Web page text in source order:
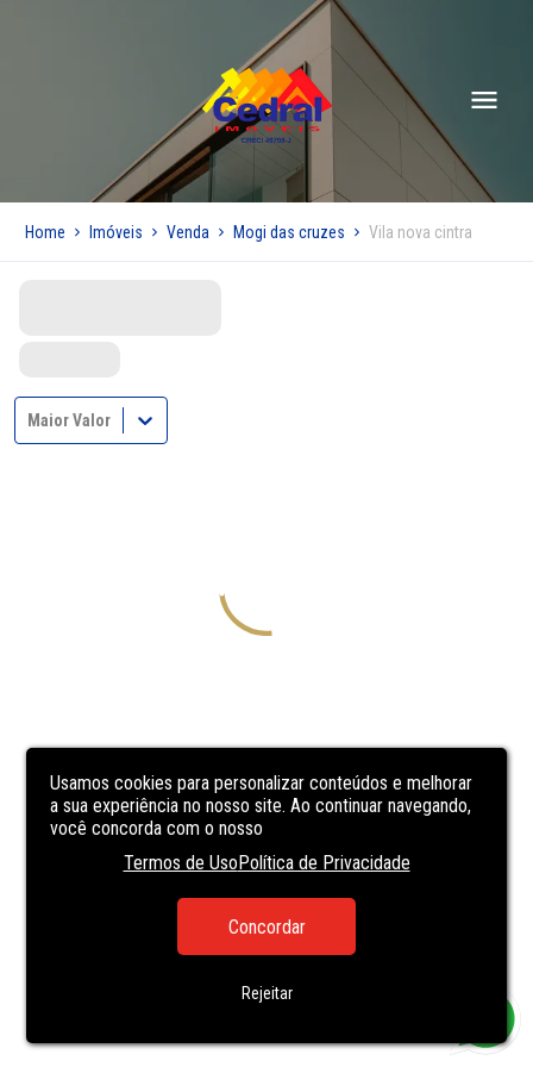
Usamos cookies para personalizar conteúdos e melhorar
a sua experiência no nosso site. Ao continuar navegando,
você concorda com o nosso
Termos de UsoPolítica de Privacidade
Concordar
Rejeitar
Home Imóveis Venda Mogi das cruzes Vila nova cintra
Maior Valor